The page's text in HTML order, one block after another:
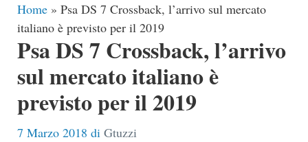
Home » Psa DS 7 Crossback, l’arrivo sul mercato
italiano è previsto per il 2019
Psa DS 7 Crossback, l’arrivo
sul mercato italiano è
previsto per il 2019
7 Marzo 2018 di Gtuzzi